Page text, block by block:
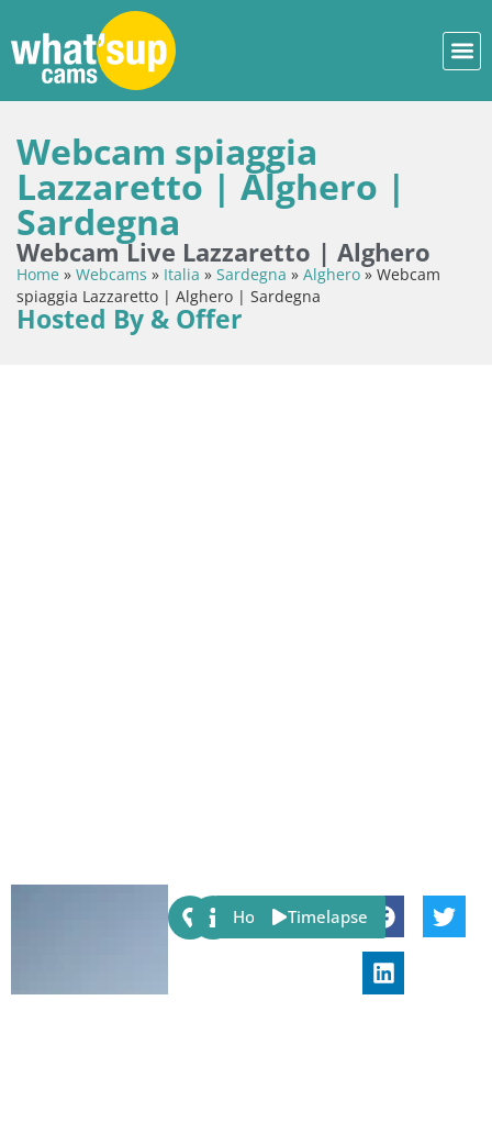
Webcam spiaggia
Lazzaretto | Alghero |
Sardegna
Webcam Live Lazzaretto | Alghero
Home » Webcams » Italia » Sardegna » Alghero» Webcam
spiaggia Lazzaretto | Alghero | Sardegna
Hosted By & Offer
Share:
Host Timelapse